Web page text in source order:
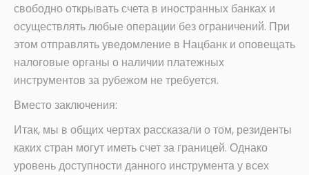
свободно открывать счета в иностранных банках и
осуществлять любые операции без ограничений. При
этом отправлять уведомление в Нацбанк и оповещать
налоговые органы о наличии платежных
инструментов за рубежом не требуется.
Вместо заключения:
Итак, мы в общих чертах рассказали о том, резиденты
каких стран могут иметь счет за границей. Однако
уровень доступности данного инструмента у всех